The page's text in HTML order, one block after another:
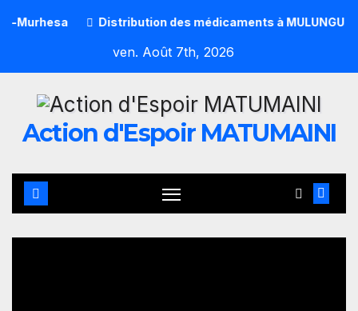
Distribution des médicaments à MULUNGU INERA
ven. Août 7th, 2026
Action d'Espoir MATUMAINI